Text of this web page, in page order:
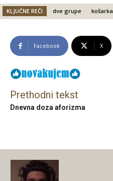
KLJUČNE REČI dve grupe košarka
Facebook X
Prethodni tekst
Dnevna doza aforizma